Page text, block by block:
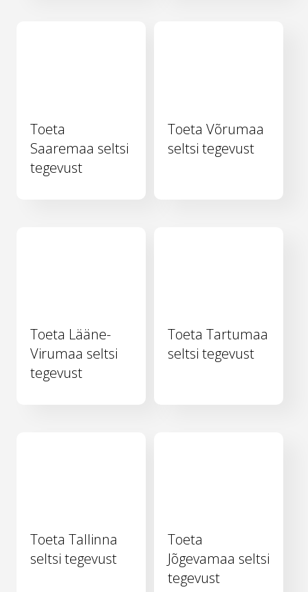
Toeta
Saaremaa seltsi
tegevust
Toeta Võrumaa
seltsi tegevust
Toeta Lääne-
Virumaa seltsi
tegevust
Toeta Tartumaa
seltsi tegevust
Toeta Tallinna
seltsi tegevust
Toeta
Jõgevamaa seltsi
tegevust